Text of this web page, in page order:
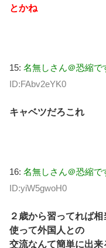
とかね
15: 名無しさん＠恐縮で
ID:FAbv2eYK0
キャベツだろこれ
16: 名無しさん＠恐縮で
ID:yiW5gwoH0
２歳から習ってれば
使って外国人との
交流なんて簡単に出